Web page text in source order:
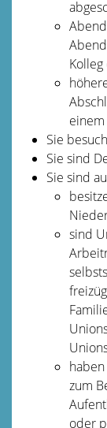
Sie
Sie sind
Sie sind
sind
zum
oder